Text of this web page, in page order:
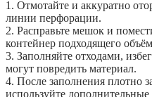
1. Отмотайте и аккуратно
линии перфорации.
2. Расправьте мешок и
контейнер подходящего
3. Заполняйте отходами,
могут повредить материал.
4. После заполнения плотно
используйте